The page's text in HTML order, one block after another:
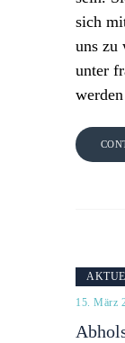
sich
uns zu
unter
15. März